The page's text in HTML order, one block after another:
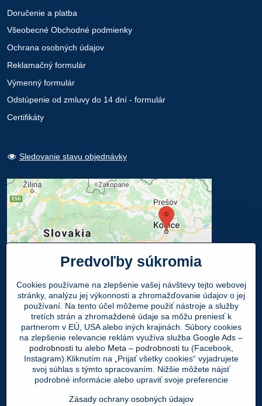
Doručenie a platba
Všeobecné Obchodné podmienky
Ochrana osobných údajov
Reklamačný formulár
Výmenný formulár
Odstúpenie od zmluvy do 14 dní - formulár
Certifikáty
Sledovanie stavu objednávky
Osobný odber
Navštívte našu predajňu - SHOWROOM
Obuv LEON, Mlynská 21, 040 01 Košice
Váš Objednaný tovar si môžete ZADARMO
vyzdvihnúť v PO - PIA 9:00 - 17:00 hod.
Predvoľby súkromia
Cookies používame na zlepšenie vašej návštevy tejto webovej
stránky, analýzu jej výkonnosti a zhromažďovanie údajov o jej
používaní. Na tento účel môžeme použiť nástroje a služby
tretích strán a zhromaždené údaje sa môžu preniesť k
partnerom v EÚ, USA alebo iných krajinách. Súbory cookies
na zlepšenie relevancie reklám využíva služba Google Ads –
podrobnosti tu alebo Meta – podrobnosti tu (Facebook,
Instagram).Kliknutím na „Prijať všetky cookies“ vyjadrujete
svoj súhlas s týmto spracovaním. Nižšie môžete nájsť
podrobné informácie alebo upraviť svoje preferencie
Zásady ochrany osobných údajov